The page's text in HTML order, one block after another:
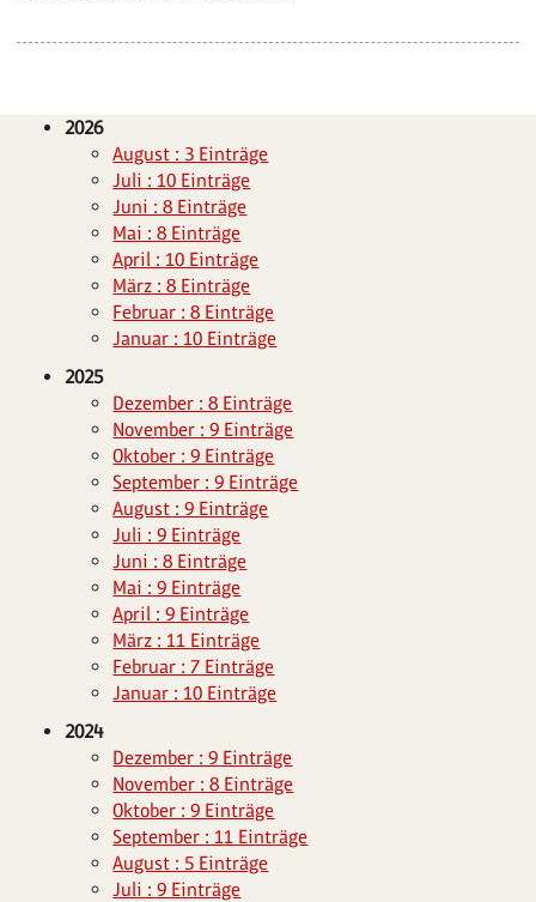
2026
August : 3 Einträge
Juli : 10 Einträge
Juni : 8 Einträge
Mai : 8 Einträge
April : 10 Einträge
März : 8 Einträge
Februar : 8 Einträge
Januar : 10 Einträge
2025
Dezember : 8 Einträge
November : 9 Einträge
Oktober : 9 Einträge
September : 9 Einträge
August : 9 Einträge
Juli : 9 Einträge
Juni : 8 Einträge
Mai : 9 Einträge
April : 9 Einträge
März : 11 Einträge
Februar : 7 Einträge
Januar : 10 Einträge
2024
Dezember : 9 Einträge
November : 8 Einträge
Oktober : 9 Einträge
September : 11 Einträge
August : 5 Einträge
Juli : 9 Einträge